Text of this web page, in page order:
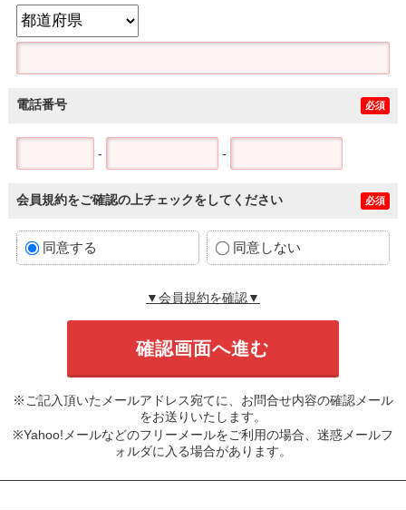
電話番号 必須
- -
会員規約をご確認の上チェックをしてください 必須
同意する 同意しない
▼会員規約を確認▼
※ご記入頂いたメールアドレス宛てに、お問合せ内容の確認メール
をお送りいたします。
※Yahoo!メールなどのフリーメールをご利用の場合、迷惑メールフ
ォルダに入る場合があります。